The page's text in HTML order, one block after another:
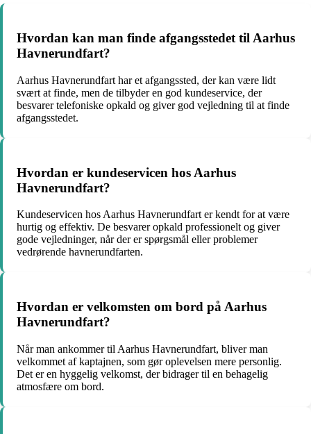
Hvordan kan man finde afgangsstedet til Aarhus
Havnerundfart?
Aarhus Havnerundfart har et afgangssted, der kan være lidt
svært at finde, men de tilbyder en god kundeservice, der
besvarer telefoniske opkald og giver god vejledning til at finde
afgangsstedet.
Hvordan er kundeservicen hos Aarhus
Havnerundfart?
Kundeservicen hos Aarhus Havnerundfart er kendt for at være
hurtig og effektiv. De besvarer opkald professionelt og giver
gode vejledninger, når der er spørgsmål eller problemer
vedrørende havnerundfarten.
Hvordan er velkomsten om bord på Aarhus
Havnerundfart?
Når man ankommer til Aarhus Havnerundfart, bliver man
velkommet af kaptajnen, som gør oplevelsen mere personlig.
Det er en hyggelig velkomst, der bidrager til en behagelig
atmosfære om bord.